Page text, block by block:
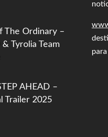
The Ordinary –
& Tyrolia Team
AHEAD –
Trailer 2025